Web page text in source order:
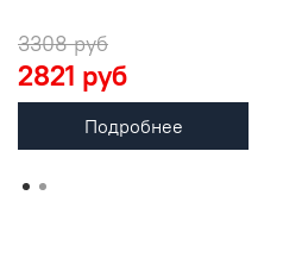
3308 руб
2821 руб
Подробнее